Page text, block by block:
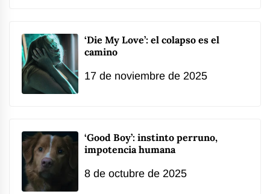
‘Die My Love’: el colapso es el
camino
17 de noviembre de 2025
‘Good Boy’: instinto perruno,
impotencia humana
8 de octubre de 2025